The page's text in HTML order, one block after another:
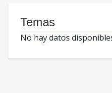
Temas
No hay datos